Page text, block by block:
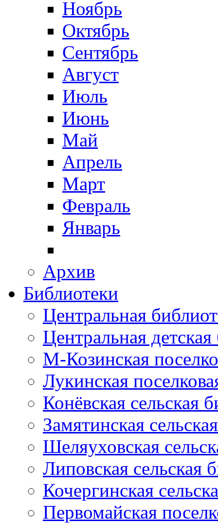
Ноябрь
Октябрь
Сентябрь
Август
Июль
Июнь
Май
Апрель
Март
Февраль
Январь
Архив
Библиотеки
Центральная
Центральная
М-Козинская
Лукинская
Конёвская сельская
Замятинская
Шеляуховская
Липовская сельская
Кочергинская
Первомайская